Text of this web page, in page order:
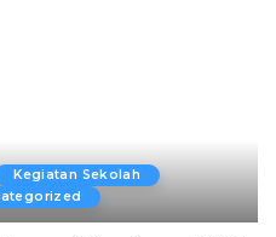
Kegiatan Sekolah